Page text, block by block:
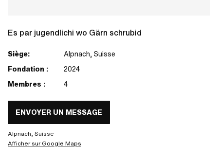
Es par jugendlichi wo Gärn schrubid
Siège:
Alpnach, Suisse
Fondation :
2024
Membres :
4
ENVOYER UN MESSAGE
Alpnach, Suisse
Afficher sur Google Maps